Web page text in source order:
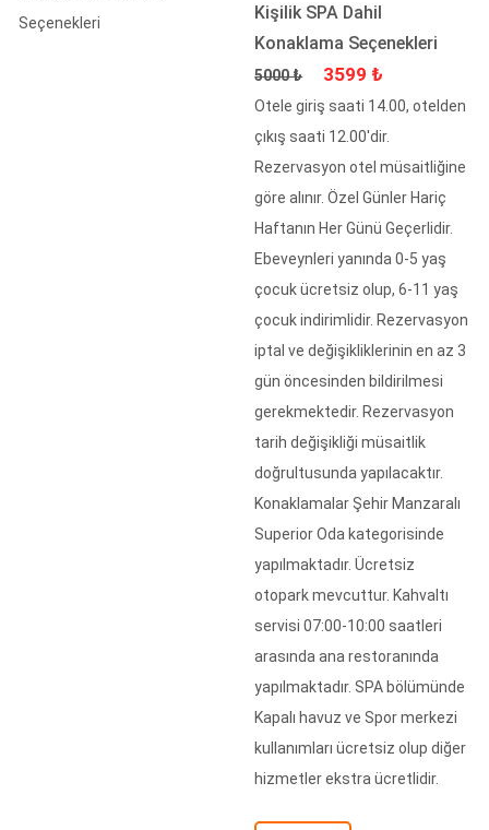
Kişilik SPA Dahil
Konaklama Seçenekleri
Fiyat
5000 ₺ İndirimli Fiyat
3599 ₺
Otele giriş saati 14.00, otelden
çıkış saati 12.00'dir.
Rezervasyon otel müsaitliğine
göre alınır. Özel Günler Hariç
Haftanın Her Günü Geçerlidir.
Ebeveynleri yanında 0-5 yaş
çocuk ücretsiz olup, 6-11 yaş
çocuk indirimlidir. Rezervasyon
iptal ve değişikliklerinin en az 3
gün öncesinden bildirilmesi
gerekmektedir. Rezervasyon
tarih değişikliği müsaitlik
doğrultusunda yapılacaktır.
Konaklamalar Şehir Manzaralı
Superior Oda kategorisinde
yapılmaktadır. Ücretsiz
otopark mevcuttur. Kahvaltı
servisi 07:00-10:00 saatleri
arasında ana restoranında
yapılmaktadır. SPA bölümünde
Kapalı havuz ve Spor merkezi
kullanımları ücretsiz olup diğer
hizmetler ekstra ücretlidir.